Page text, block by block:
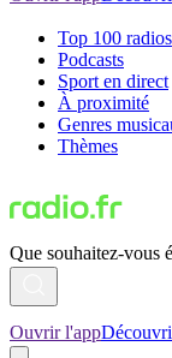
Top 100 radios
Podcasts
Sport en direct
À proximité
Genres
Thèmes
Que souhaitez-vous
Ouvrir l'app